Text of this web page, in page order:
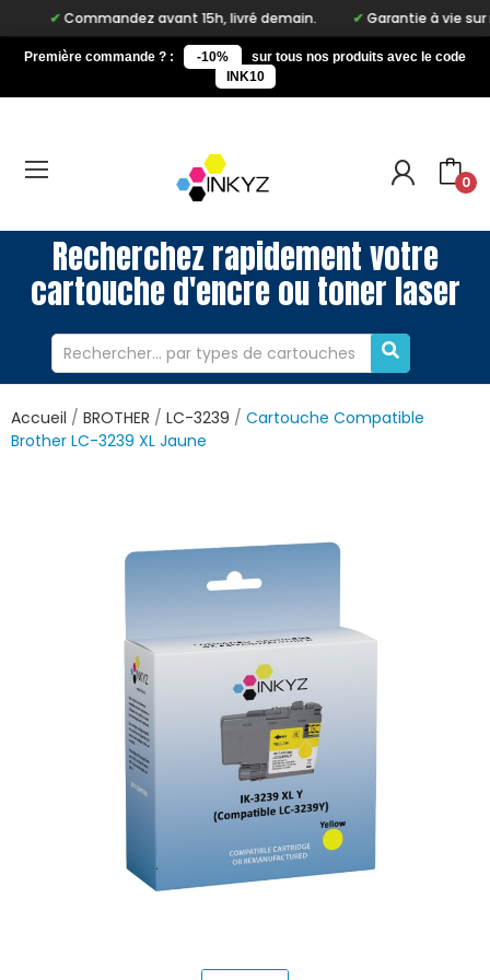
Commandez avant 15h, livré demain. Garantie à vie sur notre
Première commande ? : -10%
sur tous nos produits avec le code
INK10
0
Recherchez rapidement votre
cartouche d'encre ou toner laser
Accueil BROTHER LC-3239
Cartouche Compatible
Brother LC-3239 XL Jaune